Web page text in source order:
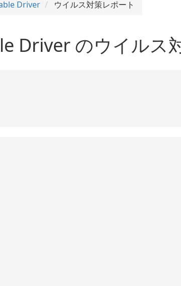
Driver ウイルス対策レポート
Driver のウイルス